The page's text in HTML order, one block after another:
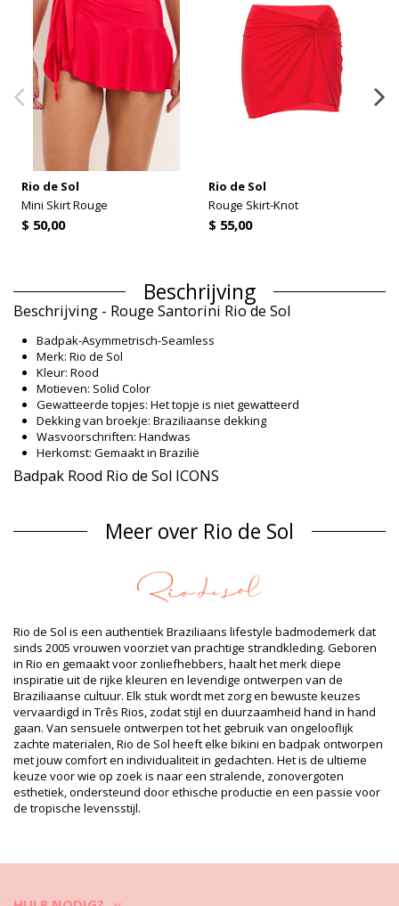
Rio de Sol
Mini Skirt Rouge
$ 50,00
Rio de Sol
Rouge Skirt-Knot
$ 55,00
Beschrijving
Beschrijving - Rouge Santorini Rio de Sol
Badpak-Asymmetrisch-Seamless
Merk: Rio de Sol
Kleur: Rood
Motieven: Solid Color
Gewatteerde topjes: Het topje is niet gewatteerd
Dekking van broekje: Braziliaanse dekking
Wasvoorschriften: Handwas
Herkomst: Gemaakt in Brazilië
Badpak Rood Rio de Sol ICONS
Materiaal buitenlaag: 84% Biodegradable Nylon (AMNI SOUL
ECO), 16% Spandex (LYCRA) - OEKO-TEX - Chlorine Resistant
Spandex (LYCRA) - OEKO-TEX - Chlorine Resistant
UV-bescherming: UPF 50+
Afdeling: Dames, Badpak
Verpakking omvat: 1 x Badpak (Andere accessoires niet
inbegrepen)
HS CODE: 6112.41.0010
SKU: 1981115829
EAN: XS (7899810223463), S (7899810223470), M (7899810223487),
L (7899810223494), XL (7899810223500)
Gewicht: 115g / 0.25lb / 4.06oz
Geretoucheerde foto's
Was- en
onderhoudsvoorschriften
Meer over Rio de Sol
Rio de Sol is een authentiek Braziliaans lifestyle badmodemerk dat
sinds 2005 vrouwen voorziet van prachtige strandkleding. Geboren
in Rio en gemaakt voor zonliefhebbers, haalt het merk diepe
inspiratie uit de rijke kleuren en levendige ontwerpen van de
Braziliaanse cultuur. Elk stuk wordt met zorg en bewuste keuzes
vervaardigd in Três Rios, zodat stijl en duurzaamheid hand in hand
gaan. Van sensuele ontwerpen tot het gebruik van ongelooflijk
zachte materialen, Rio de Sol heeft elke bikini en badpak ontworpen
met jouw comfort en individualiteit in gedachten. Het is de ultieme
keuze voor wie op zoek is naar een stralende, zonovergoten
esthetiek, ondersteund door ethische productie en een passie voor
de tropische levensstijl.